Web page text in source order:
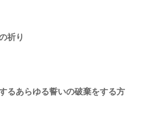
祈り
るあらゆる誓いの破棄をする方